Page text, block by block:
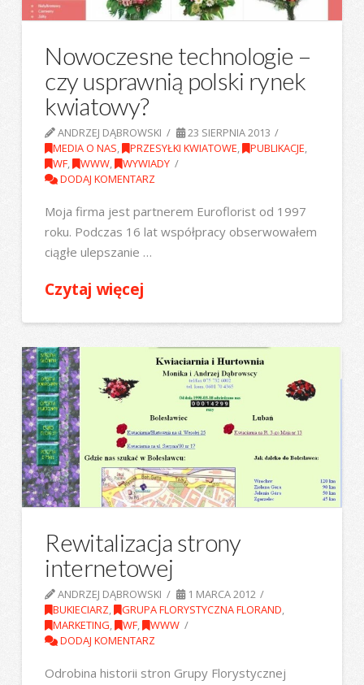
Nowoczesne technologie –
czy usprawnią polski rynek
kwiatowy?
ANDRZEJ DĄBROWSKI
23 SIERPNIA 2013
MEDIA O NAS, PRZESYŁKI KWIATOWE, PUBLIKACJE,
WF, WWW, WYWIADY
DODAJ KOMENTARZ
Moja firma jest partnerem Euroflorist od 1997
roku. Podczas 16 lat współpracy obserwowałem
ciągłe ulepszanie …
Czytaj więcej
Rewitalizacja strony
internetowej
ANDRZEJ DĄBROWSKI
1 MARCA 2012
BUKIECIARZ, GRUPA FLORYSTYCZNA FLORAND,
MARKETING, WF, WWW
DODAJ KOMENTARZ
Odrobina historii stron Grupy Florystycznej